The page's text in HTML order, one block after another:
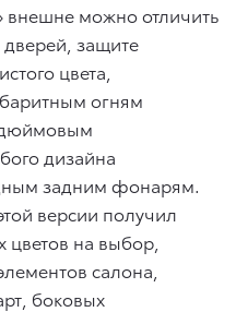
можно отличить
защите
цвета,
огням
дюймовым
дизайна
задним фонарям.
версии получил
цветов на выбор,
салона,
боковых